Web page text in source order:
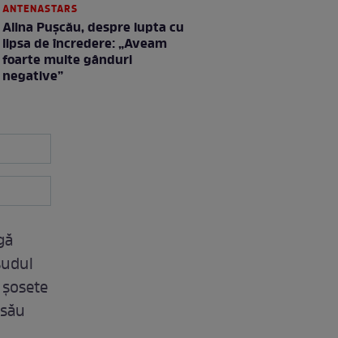
ANTENASTARS
Alina Pușcău, despre lupta cu
lipsa de încredere: „Aveam
foarte multe gânduri
negative”